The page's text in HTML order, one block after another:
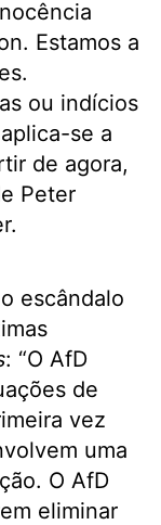
Estamos a
ou indícios
se a
de agora,
Peter
escândalo
: “O AfD
de
vez
uma
O AfD
eliminar